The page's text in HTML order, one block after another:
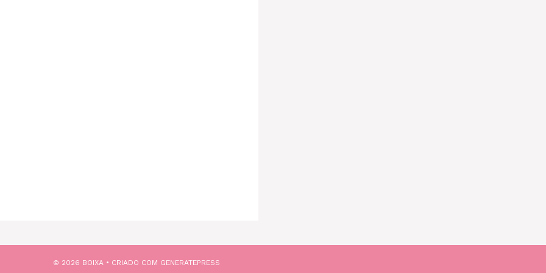
© 2026 BOIXA • CRIADO COM GENERATEPRESS